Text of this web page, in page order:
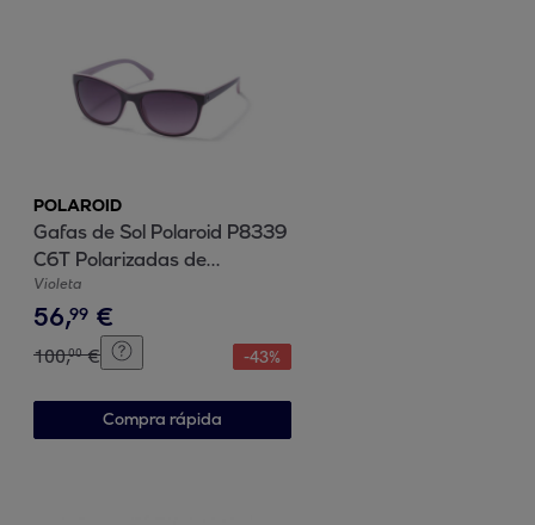
POLAROID
Gafas de Sol Polaroid P8339
C6T Polarizadas de
Policarbonato Mujer 55 mm
Violeta
56,99 €
100,00 € -43%
Compra rápida